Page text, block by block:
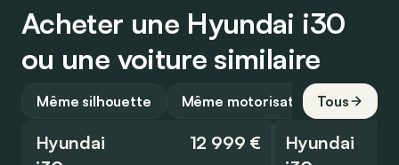
Acheter une Hyundai i30
ou une voiture similaire
Même silhouette Même motorisation Tous
Hyundai
12 999 €
Hyundai